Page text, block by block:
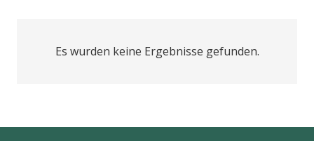
Es wurden keine Ergebnisse gefunden.